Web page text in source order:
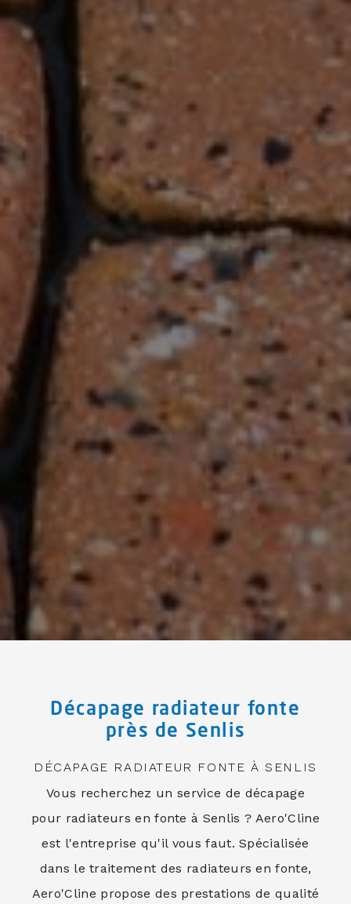
Décapage radiateur fonte
près de Senlis
DÉCAPAGE RADIATEUR FONTE À SENLIS
Vous recherchez un service de décapage
pour radiateurs en fonte à Senlis ? Aero'Cline
est l'entreprise qu'il vous faut. Spécialisée
dans le traitement des radiateurs en fonte,
Aero'Cline propose des prestations de qualité